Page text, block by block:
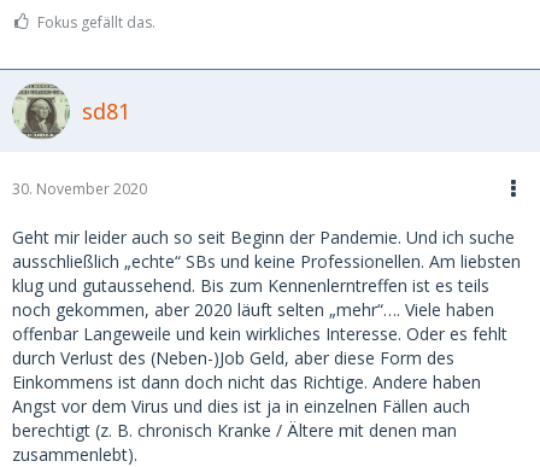
Fokus gefällt das.
sd81
30. November 2020
Geht mir leider auch so seit Beginn der Pandemie. Und ich suche
ausschließlich „echte“ SBs und keine Professionellen. Am liebsten
klug und gutaussehend. Bis zum Kennenlerntreffen ist es teils
noch gekommen, aber 2020 läuft selten „mehr“…. Viele haben
offenbar Langeweile und kein wirkliches Interesse. Oder es fehlt
durch Verlust des (Neben-)Job Geld, aber diese Form des
Einkommens ist dann doch nicht das Richtige. Andere haben
Angst vor dem Virus und dies ist ja in einzelnen Fällen auch
berechtigt (z. B. chronisch Kranke / Ältere mit denen man
zusammenlebt).